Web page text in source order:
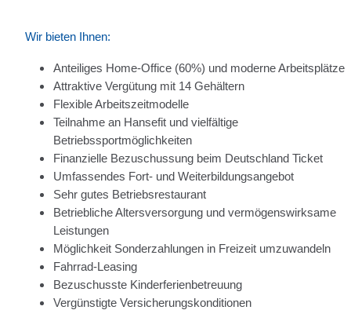
Wir bieten Ihnen:
Anteiliges Home-Office (60%) und moderne Arbeitsplätze
Attraktive Vergütung mit 14 Gehältern
Flexible Arbeitszeitmodelle
Teilnahme an Hansefit und vielfältige
Betriebssportmöglichkeiten
Finanzielle Bezuschussung beim Deutschland Ticket
Umfassendes Fort- und Weiterbildungsangebot
Sehr gutes Betriebsrestaurant
Betriebliche Altersversorgung und vermögenswirksame
Leistungen
Möglichkeit Sonderzahlungen in Freizeit umzuwandeln
Fahrrad-Leasing
Bezuschusste Kinderferienbetreuung
Vergünstigte Versicherungskonditionen